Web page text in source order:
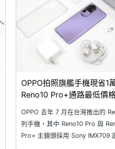
OPPO拍照旗艦手機現省1
Reno10 Pro+通路最低價
(2024.7)
OPPO 去年 7 月在台灣推出的
列手機，其中 Reno10 Pro 與
Pro+ 主鏡頭採用 Sony IMX709